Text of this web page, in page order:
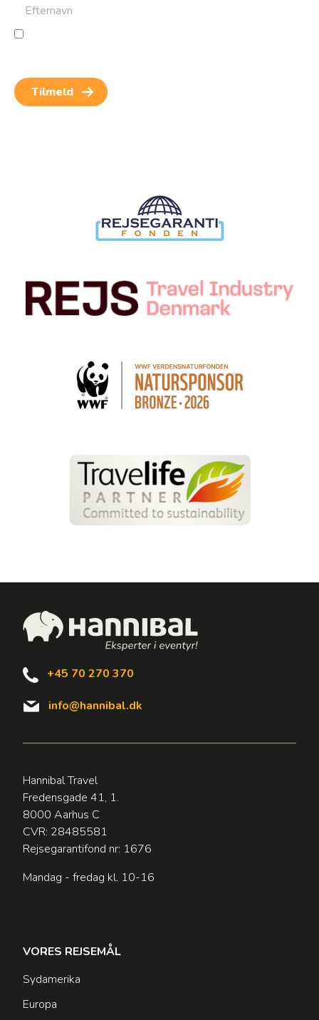
+45 70 270 370
info@hannibal.dk
Hannibal Travel
Fredensgade 41, 1.
8000 Aarhus C
CVR: 28485581
Rejsegarantifond nr: 1676
Mandag - fredag kl. 10-16
VORES REJSEMÅL
Sydamerika
Europa